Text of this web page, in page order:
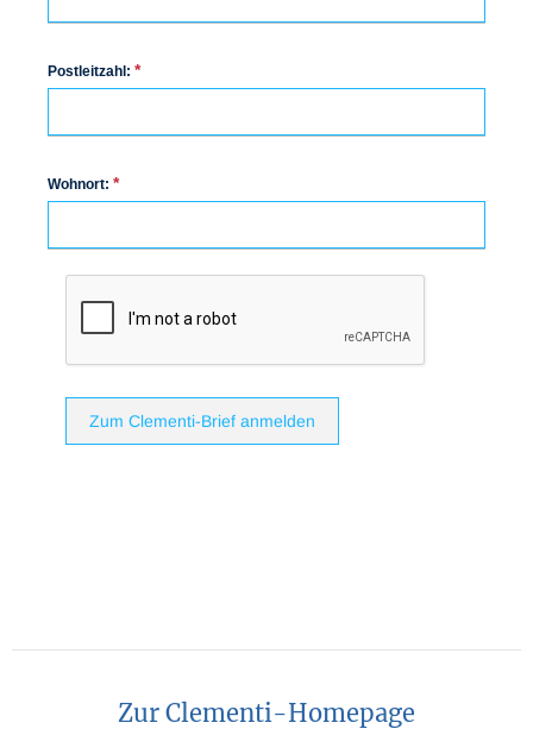
Postleitzahl: *
Wohnort: *
Zum Clementi-Brief anmelden
Zur Clementi-Homepage